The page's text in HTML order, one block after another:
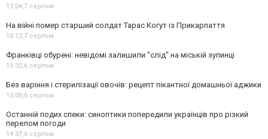
13:04, 7 серпня
На війні помер старший солдат Тарас Когут із Прикарпаття
10:12, 7 серпня
Франківці обурені: невідомі залишили "слід" на міській зупинці
15:32, 6 серпня
Без варіння і стерилізації овочів: рецепт пікантної домашньої аджики
15:00, 6 серпня
Останній подих спеки: синоптики попередили українців про різкий
перелом погоди
14:37, 6 серпня